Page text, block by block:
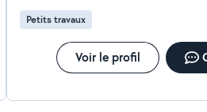
Petits travaux
Voir le profil